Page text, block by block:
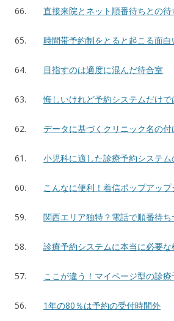
66. 直接来院とネット順番待ちとの
65. 時間帯予約制をとると起こる面
64. 目指すのは適度に混んだ待合室
63.悔しいけれど予約システムだけ
62. データに基づくクリニック名の付
61. 小児科に適した診療予約システム
60. こんなに便利！着信ポップアップ
59. 関西エリア独特？電話で順番待ち
58. 診療予約システムに本当に必要な
57. ここが違う！マイページ型の診
56. 1年の80％は予約の受付時間外